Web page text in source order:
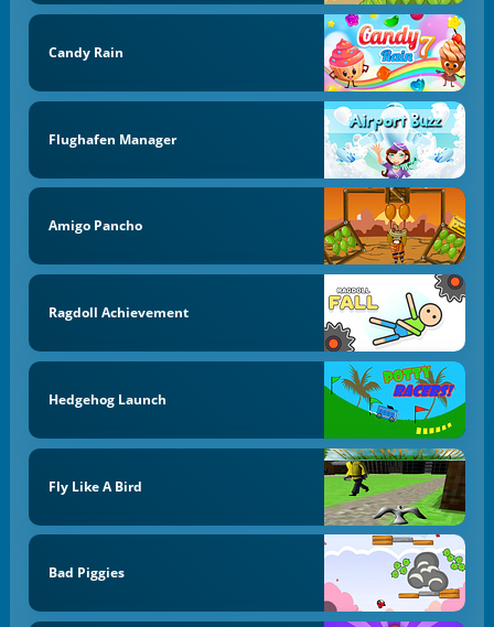
Candy Rain
Flughafen Manager
Amigo Pancho
Ragdoll Achievement
Hedgehog Launch
Fly Like A Bird
Bad Piggies